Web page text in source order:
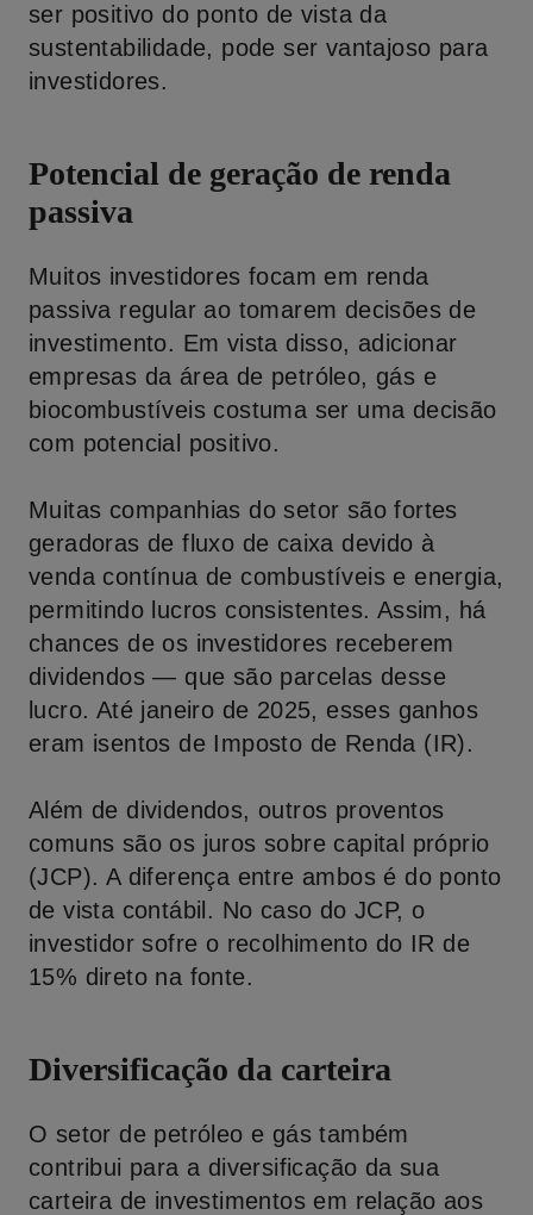
ser positivo do ponto de vista da
sustentabilidade, pode ser vantajoso para
investidores.
Potencial de geração de renda
passiva
Muitos investidores focam em renda
passiva regular ao tomarem decisões de
investimento. Em vista disso, adicionar
empresas da área de petróleo, gás e
biocombustíveis costuma ser uma decisão
com potencial positivo.
Muitas companhias do setor são fortes
geradoras de fluxo de caixa devido à
venda contínua de combustíveis e energia,
permitindo lucros consistentes. Assim, há
chances de os investidores receberem
dividendos — que são parcelas desse
lucro. Até janeiro de 2025, esses ganhos
eram isentos de Imposto de Renda (IR).
Além de dividendos, outros proventos
comuns são os juros sobre capital próprio
(JCP). A diferença entre ambos é do ponto
de vista contábil. No caso do JCP, o
investidor sofre o recolhimento do IR de
15% direto na fonte.
Diversificação da carteira
O setor de petróleo e gás também
contribui para a diversificação da sua
carteira de investimentos em relação aos